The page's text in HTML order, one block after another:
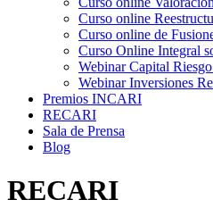
Curso online
Curso online de
Curso Online Integral
Webinar Capital
Webinar Inversiones
Premios INCARI
RECARI
Sala de Prensa
Blog
RECARI